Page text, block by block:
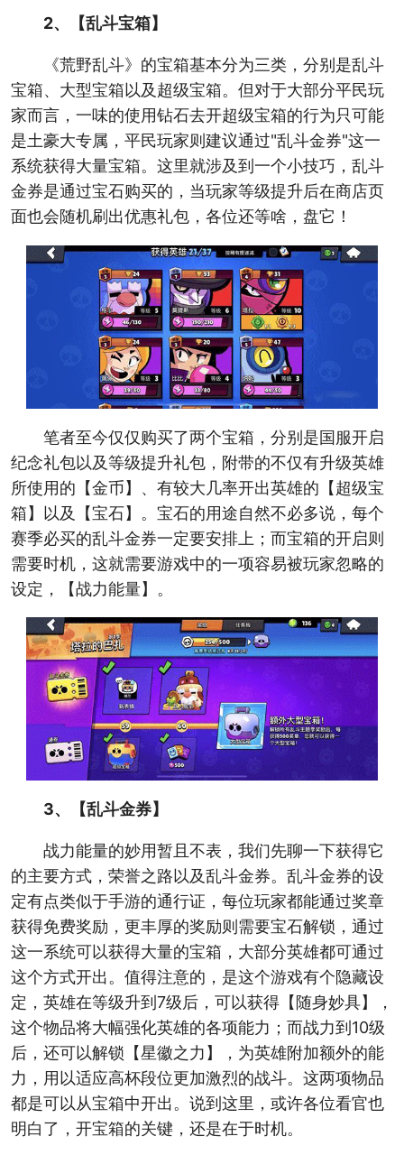
2、【乱斗宝箱】
《荒野乱斗》的宝箱基本分为三类，分别是乱斗
宝箱、大型宝箱以及超级宝箱。但对于大部分平民玩
家而言，一味的使用钻石去开超级宝箱的行为只可能
是土豪大专属，平民玩家则建议通过"乱斗金券"这一
系统获得大量宝箱。这里就涉及到一个小技巧，乱斗
金券是通过宝石购买的，当玩家等级提升后在商店页
面也会随机刷出优惠礼包，各位还等啥，盘它！
笔者至今仅仅购买了两个宝箱，分别是国服开启
纪念礼包以及等级提升礼包，附带的不仅有升级英雄
所使用的【金币】、有较大几率开出英雄的【超级宝
箱】以及【宝石】。宝石的用途自然不必多说，每个
赛季必买的乱斗金券一定要安排上；而宝箱的开启则
需要时机，这就需要游戏中的一项容易被玩家忽略的
设定，【战力能量】。
3、【乱斗金券】
战力能量的妙用暂且不表，我们先聊一下获得它
的主要方式，荣誉之路以及乱斗金券。乱斗金券的设
定有点类似于手游的通行证，每位玩家都能通过奖章
获得免费奖励，更丰厚的奖励则需要宝石解锁，通过
这一系统可以获得大量的宝箱，大部分英雄都可通过
这个方式开出。值得注意的，是这个游戏有个隐藏设
定，英雄在等级升到7级后，可以获得【随身妙具】，
这个物品将大幅强化英雄的各项能力；而战力到10级
后，还可以解锁【星徽之力】，为英雄附加额外的能
力，用以适应高杯段位更加激烈的战斗。这两项物品
都是可以从宝箱中开出。说到这里，或许各位看官也
明白了，开宝箱的关键，还是在于时机。